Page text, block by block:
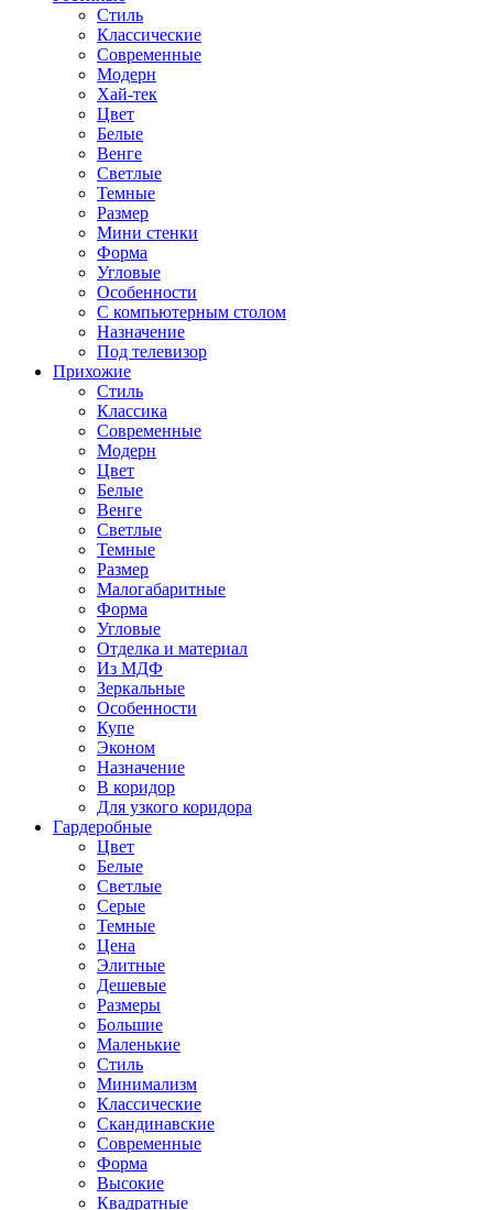
Стиль
Классические
Современные
Модерн
Хай-тек
Цвет
Белые
Венге
Светлые
Темные
Размер
Мини стенки
Форма
Угловые
Особенности
С компьютерным столом
Назначение
Под телевизор
Прихожие
Стиль
Классика
Современные
Модерн
Цвет
Белые
Венге
Светлые
Темные
Размер
Малогабаритные
Форма
Угловые
Отделка и материал
Из МДФ
Зеркальные
Особенности
Купе
Эконом
Назначение
В коридор
Для узкого коридора
Гардеробные
Цвет
Белые
Светлые
Серые
Темные
Цена
Элитные
Дешевые
Размеры
Большие
Маленькие
Стиль
Минимализм
Классические
Скандинавские
Современные
Форма
Высокие
Квадратные